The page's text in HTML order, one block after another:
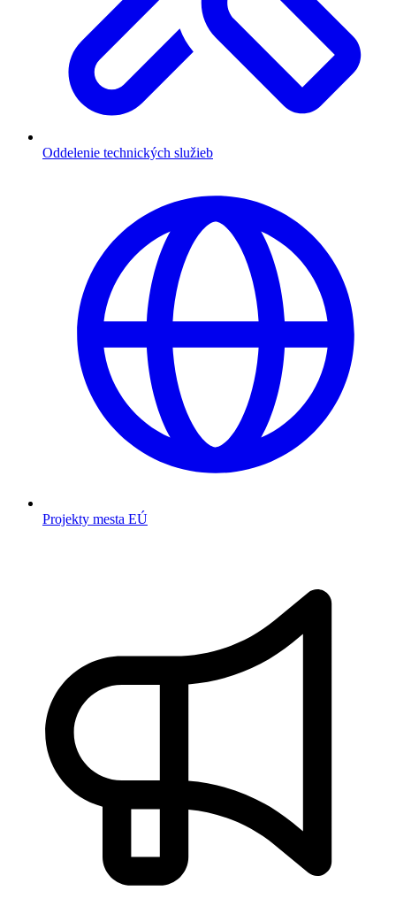
Oddelenie technických služieb
Projekty mesta EÚ